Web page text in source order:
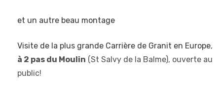
et un autre beau montage
Visite de la plus grande Carrière de Granit en Europe,
à 2 pas du Moulin (St Salvy de la Balme), ouverte au
public!